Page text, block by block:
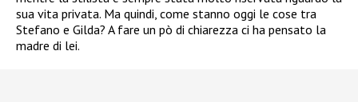
sua vita privata. Ma quindi, come stanno oggi le cose tra
Stefano e Gilda? A fare un pò di chiarezza ci ha pensato la
madre di lei.